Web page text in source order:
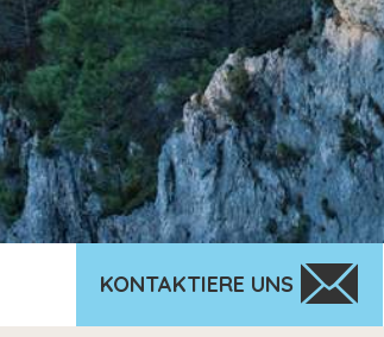
KONTAKTIERE UNS